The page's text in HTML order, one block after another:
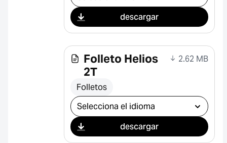
descargar
Folleto Helios
2T
2.62 MB
Folletos
Seleccionar descarga
descargar